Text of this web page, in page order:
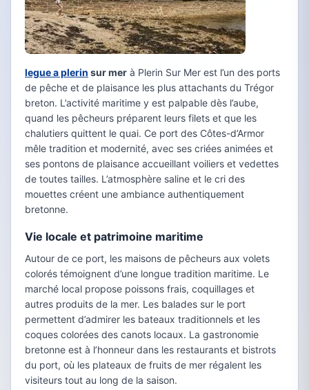
legue a plerin sur mer à Plerin Sur Mer est l’un des ports
de pêche et de plaisance les plus attachants du Trégor
breton. L’activité maritime y est palpable dès l’aube,
quand les pêcheurs préparent leurs filets et que les
chalutiers quittent le quai. Ce port des Côtes-d’Armor
mêle tradition et modernité, avec ses criées animées et
ses pontons de plaisance accueillant voiliers et vedettes
de toutes tailles. L’atmosphère saline et le cri des
mouettes créent une ambiance authentiquement
bretonne.
Vie locale et patrimoine maritime
Autour de ce port, les maisons de pêcheurs aux volets
colorés témoignent d’une longue tradition maritime. Le
marché local propose poissons frais, coquillages et
autres produits de la mer. Les balades sur le port
permettent d’admirer les bateaux traditionnels et les
coques colorées des canots locaux. La gastronomie
bretonne est à l’honneur dans les restaurants et bistrots
du port, où les plateaux de fruits de mer régalent les
visiteurs tout au long de la saison.